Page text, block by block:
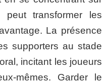
peut transformer les
La présence
supporters au stade
incitant les joueurs
mêmes. Garder le